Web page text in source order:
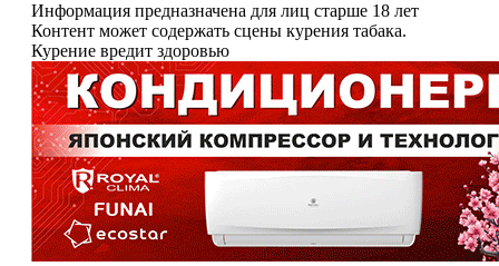
Информация предназначена для лиц старше 18 лет
Контент может содержать сцены курения табака.
Курение вредит здоровью